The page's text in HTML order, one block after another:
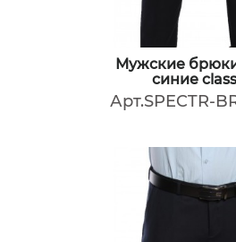
Мужские
синие
Арт.SPECTR-